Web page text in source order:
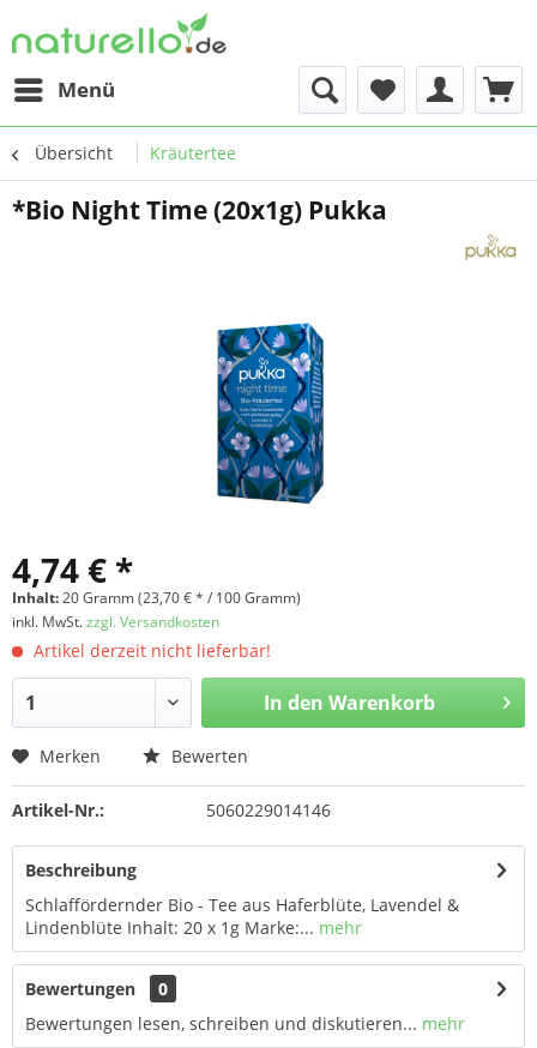
Menü
Übersicht Kräutertee
*Bio Night Time (20x1g) Pukka
4,74 € *
Inhalt:20 Gramm (23,70 € * / 100 Gramm)
inkl. MwSt.zzgl. Versandkosten
Artikel derzeit nicht lieferbar!
In den Warenkorb
Merken Bewerten
Artikel-Nr.: 5060229014146
Beschreibung
Schlaffördernder Bio - Tee aus Haferblüte, Lavendel &
Lindenblüte Inhalt: 20 x 1g Marke:... mehr
Bewertungen
0
Bewertungen lesen, schreiben und diskutieren... mehr